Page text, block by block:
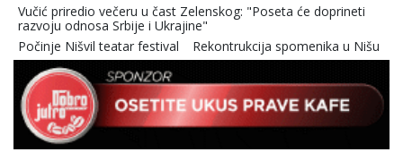
Vučić priredio večeru u čast Zelenskog: "Poseta će doprineti
razvoju odnosa Srbije i Ukrajine"
Počinje Nišvil teatar festival
Rekontrukcija spomenika u Nišu